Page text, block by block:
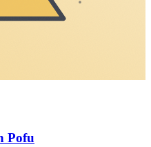
Pofu